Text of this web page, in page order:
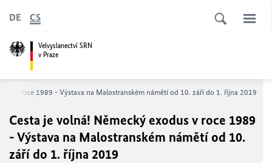
Velvyslanectví SRN
v Praze
DE CS
v roce 1989 - Výstava na Malostranském námětí od 10. září do 1. října 2019
Cesta je volná! Německý exodus v roce 1989
- Výstava na Malostranském námětí od 10.
září do 1. října 2019